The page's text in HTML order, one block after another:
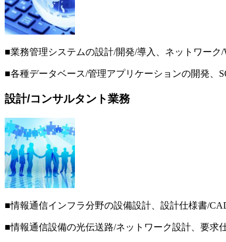
■業務管理システムの設計/開発/導入、ネットワー
■各種データベース/管理アプリケーションの開発、
設計/コンサルタント業務
■情報通信インフラ分野の設備設計、設計仕様書/
■情報通信設備の光伝送路/ネットワーク設計、要求